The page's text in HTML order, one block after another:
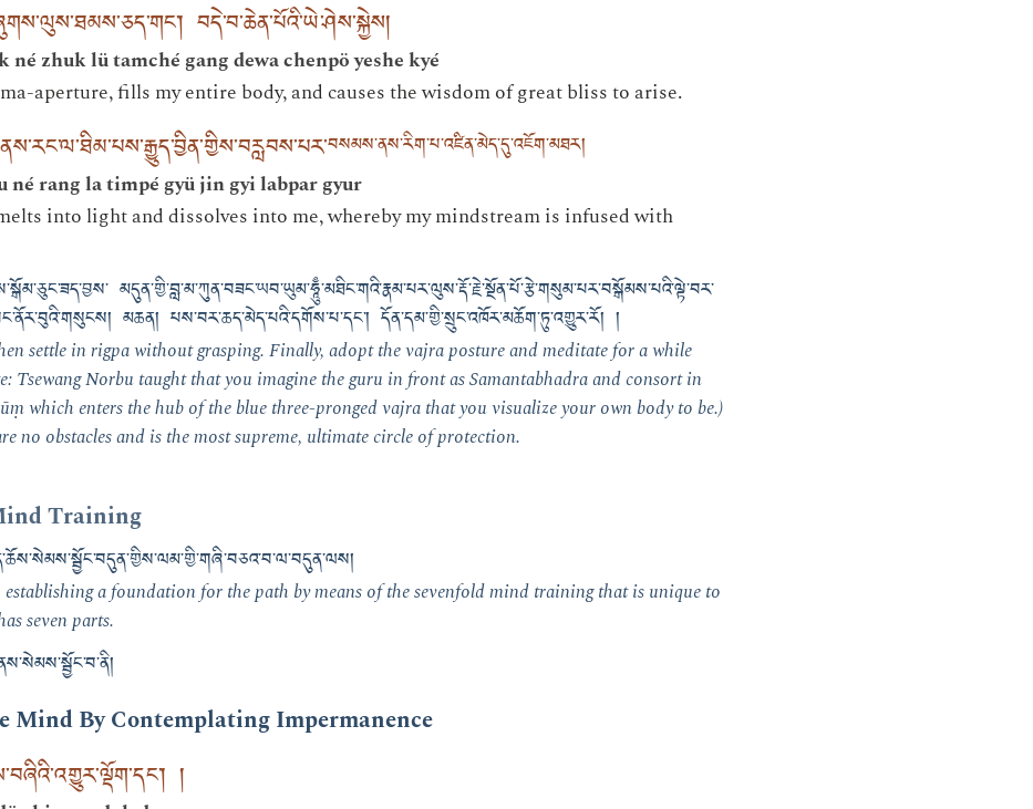
བདེ་བ་ཆེན་པོའི་ཡེ་ཤེས་སྐྱེས།
né zhuk lü tamché gang dewa chenpö yeshe kyé
aperture, fills my entire body, and causes the wisdom of great bliss to arise.
བསམས་ནས་རིག་པ་འཛིན་མེད་དུ་འཇོག་མཐར།
né rang la timpé gyü jin gyi labpar gyur
into light and dissolves into me, whereby my mindstream is infused with
མདུན་གྱི་བླ་མ་ཀུན་བཟང་ཡབ་ཡུམ་ཧཱུྃ་མཐིང་གའི་རྣམ་པར་ལུས་རྡོ་རྗེ་སྔོན་པོ་རྩེ་གསུམ་པར་བསྒོམས་པའི་ལྟེ་བར་
མཆན། པས་བར་ཆད་མེད་པའི་དགོས་པ་དང༌། དོན་དམ་གྱི་སྲུང་འཁོར་མཆོག་ཏུ་འགྱུར་རོ། །
settle in rigpa without grasping. Finally, adopt the vajra posture and meditate for a while
Tsewang Norbu taught that you imagine the guru in front as Samantabhadra and consort in
which enters the hub of the blue three-pronged vajra that you visualize your own body to be.)
no obstacles and is the most supreme, ultimate circle of protection.
Training
establishing a foundation for the path by means of the sevenfold mind training that is unique to
seven parts.
Mind By Contemplating Impermanence
།